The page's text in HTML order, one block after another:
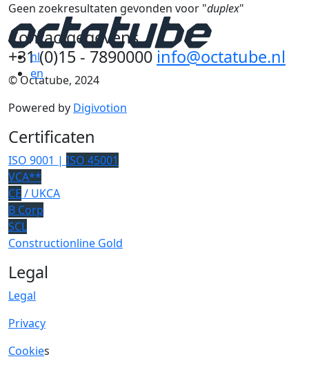
nl
en
Geen zoekresultaten gevonden voor "duplex"
Contactgegevens
+31 (0)15 - 7890000 info@octatube.nl
© Octatube, 2024
Powered by Digivotion
Certificaten
ISO 9001 | ISO 45001
VCA**
CE / UKCA
B Corp
SCL
Constructionline Gold
Legal
Legal
Privacy
Cookies